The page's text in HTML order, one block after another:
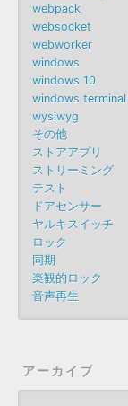
webpack
websocket
webworker
windows
windows 10
windows terminal
wysiwyg
その他
ストアアプリ
ストリーミング
テスト
ドアセンサー
ヤルキスイッチ
ロック
同期
楽観的ロック
音声再生
アーカイブ